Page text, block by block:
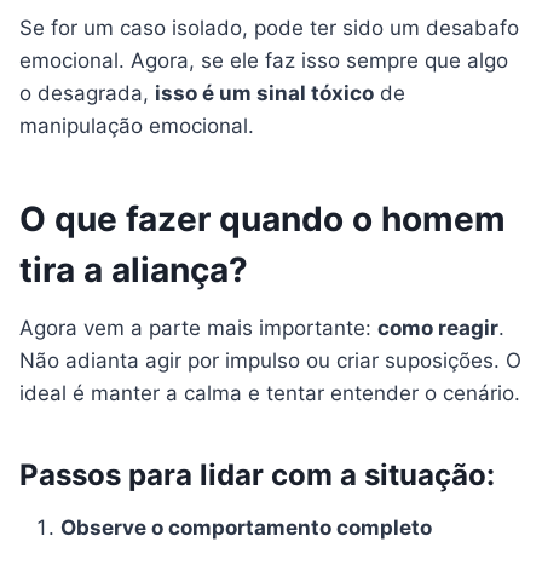
Se for um caso isolado, pode ter sido um desabafo
emocional. Agora, se ele faz isso sempre que algo
o desagrada, isso é um sinal tóxico de
manipulação emocional.
O que fazer quando o homem
tira a aliança?
Agora vem a parte mais importante: como reagir.
Não adianta agir por impulso ou criar suposições. O
ideal é manter a calma e tentar entender o cenário.
Passos para lidar com a situação:
Observe o comportamento completo